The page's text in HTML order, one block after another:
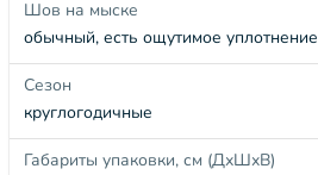
Шов на мыске
обычный, есть ощутимое уплотнение
Сезон
круглогодичные
Габариты упаковки, см (ДхШхВ)